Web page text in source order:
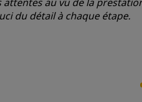
du détail à chaque étape.